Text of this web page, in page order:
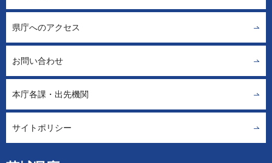
県庁へのアクセス
お問い合わせ
本庁各課・出先機関
サイトポリシー